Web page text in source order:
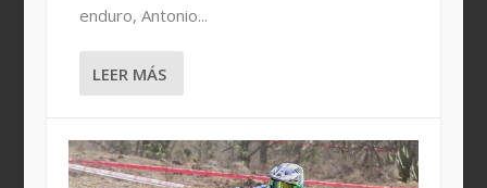
enduro, Antonio...
LEER MÁS